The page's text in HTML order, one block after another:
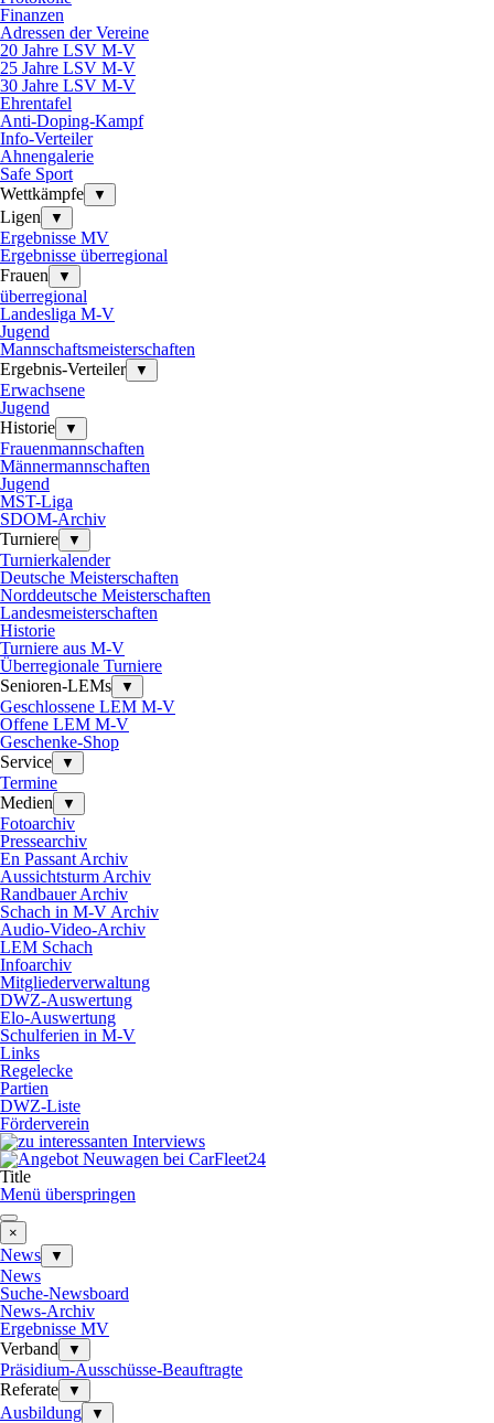
Finanzen
Adressen der Vereine
20 Jahre LSV M-V
25 Jahre LSV M-V
30 Jahre LSV M-V
Ehrentafel
Anti-Doping-Kampf
Info-Verteiler
Ahnengalerie
Safe Sport
Wettkämpfe
▼
Ligen ▼
Ergebnisse MV
Ergebnisse überregional
Frauen
▼
überregional
Landesliga M-V
Jugend
Mannschaftsmeisterschaften
Ergebnis-Verteiler
▼
Erwachsene
Jugend
Historie
▼
Frauenmannschaften
Männermannschaften
Jugend
MST-Liga
SDOM-Archiv
Turniere
▼
Turnierkalender
Deutsche Meisterschaften
Norddeutsche Meisterschaften
Landesmeisterschaften
Historie
Turniere aus M-V
Überregionale Turniere
Senioren-LEMs
▼
Geschlossene LEM M-V
Offene LEM M-V
Geschenke-Shop
Service
▼
Termine
Medien
▼
Fotoarchiv
Pressearchiv
En Passant Archiv
Aussichtsturm Archiv
Randbauer Archiv
Schach in M-V Archiv
Audio-Video-Archiv
LEM Schach
Infoarchiv
Mitgliederverwaltung
DWZ-Auswertung
Elo-Auswertung
Schulferien in M-V
Links
Regelecke
Partien
DWZ-Liste
Förderverein
Title
Menü überspringen
×
News ▼
News
Suche-Newsboard
News-Archiv
Ergebnisse MV
Verband
▼
Präsidium-Ausschüsse-Beauftragte
Referate
▼
Ausbildung ▼